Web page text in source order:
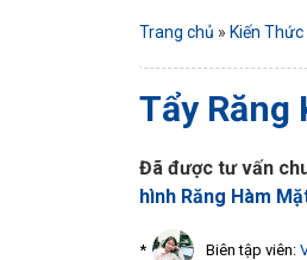
Trang chủ » Kiến Thức
Tẩy Răng
Đã được tư vấn
hình Răng Hàm
* Biên tập viên: